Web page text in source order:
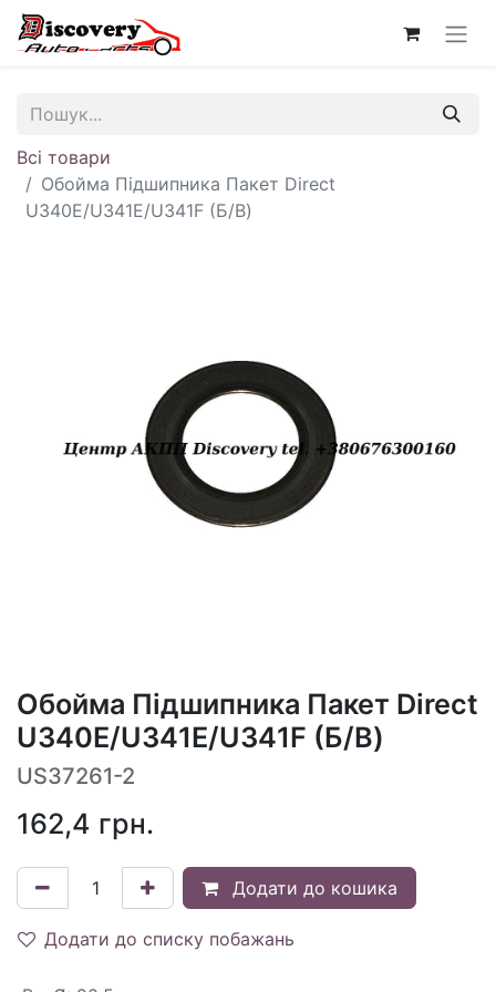
Всі товари
Обойма Підшипника Пакет Direct
U340E/U341E/U341F (Б/В)
Обойма Підшипника Пакет Direct
U340E/U341E/U341F (Б/В)
US37261-2
162,4 грн.
Додати до кошика
Додати до списку побажань